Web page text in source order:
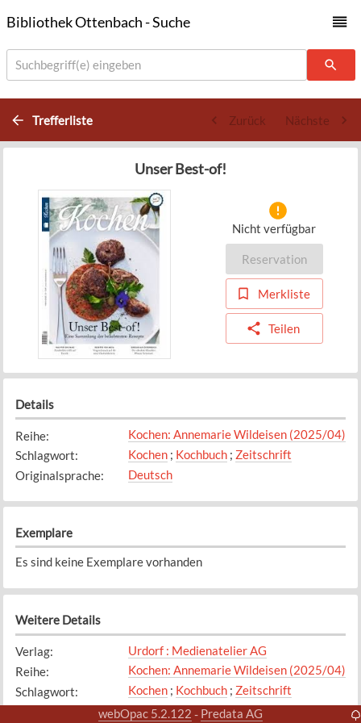
Bibliothek Ottenbach - Suche
Suchbegriff(e) eingeben
Trefferliste Zurück Nächste
Unser Best-of!
Nicht verfügbar
Reservation
Merkliste
Teilen
Details
Reihe:
Kochen: Annemarie Wildeisen (2025/04)
Schlagwort: Kochen; Kochbuch; Zeitschrift
Originalsprache: Deutsch
Exemplare
Es sind keine Exemplare vorhanden
Weitere Details
Verlag:
Urdorf : Medienatelier AG
Reihe:
Kochen: Annemarie Wildeisen (2025/04)
Schlagwort: Kochen; Kochbuch; Zeitschrift
Originalsprache: Deutsch
webOpac 5.2.122 - Predata AG